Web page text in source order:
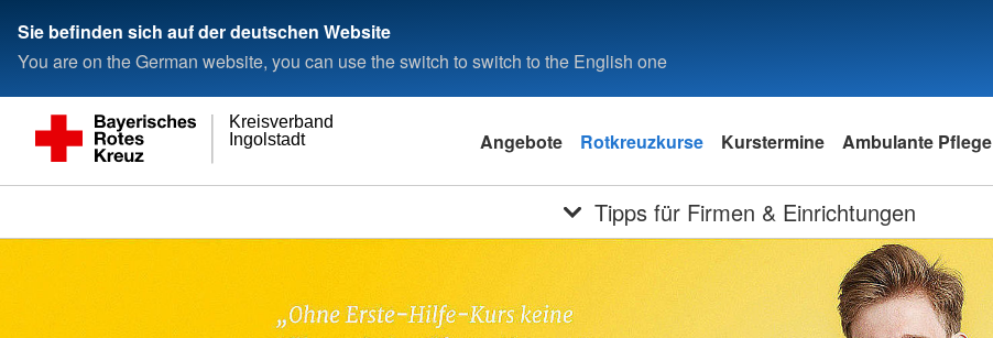
Sie befinden sich auf der deutschen Website
You are on the German website, you can use the switch to switch to the English one
Ingolstadt
Kreisverband
Angebote Rotkreuzkurse Kurstermine Ambulante Pflege
Tipps für Firmen & Einrichtungen